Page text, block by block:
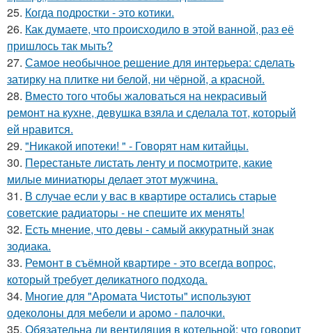
25. Когда подростки - это котики.
26. Как думаете, что происходило в этой ванной, раз её
пришлось так мыть?
27. Самое необычное решение для интерьера: сделать
затирку на плитке ни белой, ни чёрной, а красной.
28. Вместо того чтобы жаловаться на некрасивый
ремонт на кухне, девушка взяла и сделала тот, который
ей нравится.
29. "Никакой ипотеки! " - Говорят нам китайцы.
30. Перестаньте листать ленту и посмотрите, какие
милые миниатюры делает этот мужчина.
31. В случае если у вас в квартире остались старые
советские радиаторы - не спешите их менять!
32. Есть мнение, что девы - самый аккуратный знак
зодиака.
33. Ремонт в съёмной квартире - это всегда вопрос,
который требует деликатного подхода.
34. Многие для "Аромата Чистоты" используют
одеколоны для мебели и аромо - палочки.
35. Обязательна ли вентиляция в котельной: что говорит